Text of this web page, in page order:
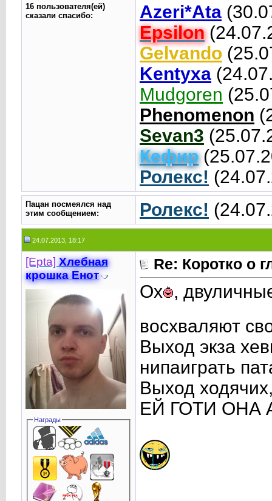
16 пользователя(ей)
сказали cпасибо:
Azeri*Ata
Epsilon
Gelvando
Kentyxa
Mudgoren
Phenomenоn
Sevan3
Кефир
Ролекс!
Пацан посмеялся над
этим сообщением:
Ролекс!
24.07.2013, 18:17
[Epta] Хлебная
крошкa Енот
Награды
Re: Коротко о
Ох
,
восхваляют
Выход экза
нипаиграть
Выход
ЕЙ ГОТИ ОНА